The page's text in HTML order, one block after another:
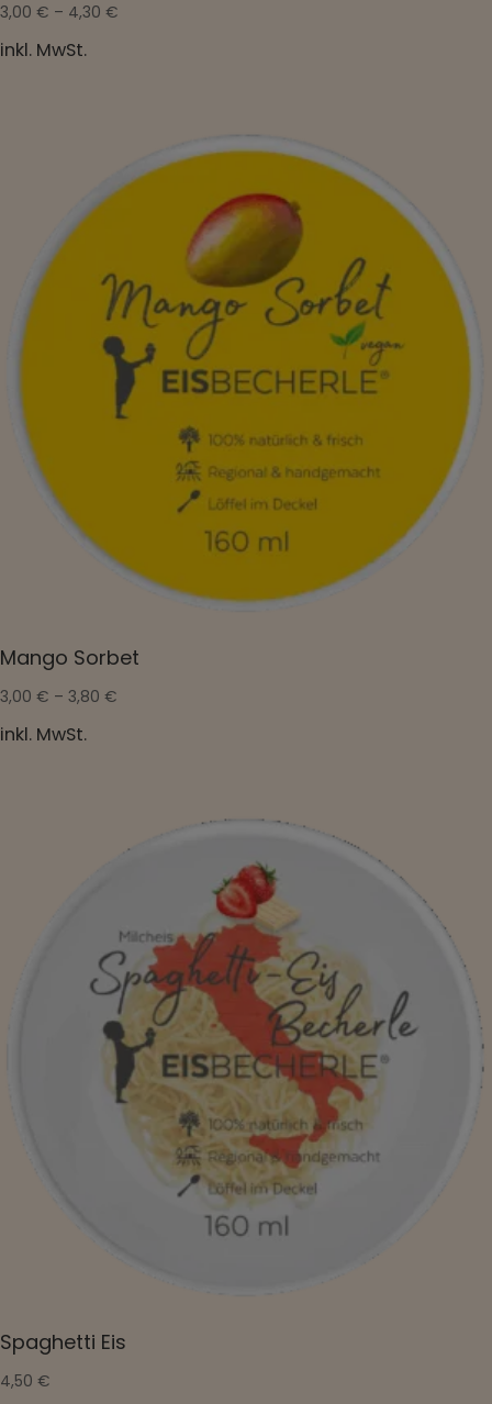
3,00 € – 4,30 €
inkl. MwSt.
Mango Sorbet
3,00 € – 3,80 €
inkl. MwSt.
Spaghetti Eis​
4,50 €